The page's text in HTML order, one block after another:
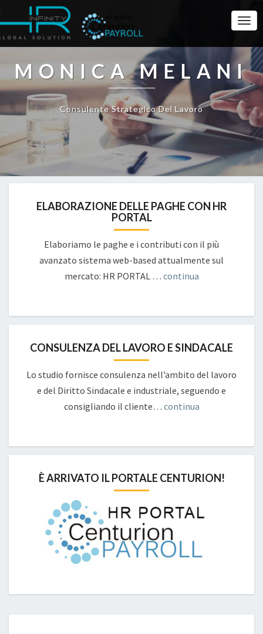
MONICA MELANI
Consulente Strategico Del Lavoro
ELABORAZIONE DELLE PAGHE CON HR
PORTAL
Elaboriamo le paghe e i contributi con il più
avanzato sistema web-based attualmente sul
mercato: HR PORTAL … continua
CONSULENZA DEL LAVORO E SINDACALE
Lo studio fornisce consulenza nell’ambito del lavoro
e del Diritto Sindacale e industriale, seguendo e
consigliando il cliente… continua
È ARRIVATO IL PORTALE CENTURION!